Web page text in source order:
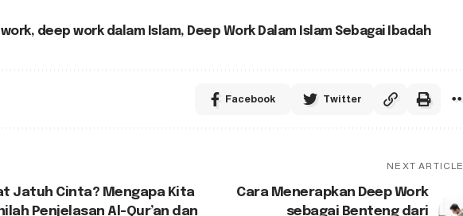
, deep work dalam Islam, Deep Work Dalam Islam Sebagai Ibadah
Facebook Twitter
Jatuh Cinta? Mengapa Kita
Penjelasan Al-Qur’an dan
NEXT ARTICLE
Cara Menerapkan Deep Work
sebagai Benteng dari